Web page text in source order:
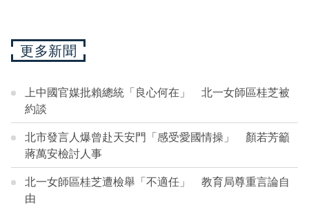
更多新聞
上中國官媒批賴總統「良心何在」 北一女師區桂芝被
約談
北市發言人爆曾赴天安門「感受愛國情操」 顏若芳籲
蔣萬安檢討人事
北一女師區桂芝遭檢舉「不適任」 教育局尊重言論自
由